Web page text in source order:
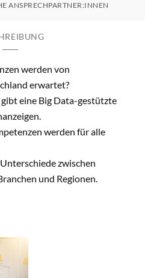
ANSPRECHPARTNER:INNEN
werden von
erwartet?
eine Big Data-gestützte
werden für alle
zwischen
und Regionen.